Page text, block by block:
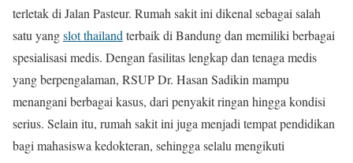
terletak di Jalan Pasteur. Rumah sakit ini dikenal sebagai salah
satu yangslot thailand terbaik di Bandung dan memiliki berbagai
spesialisasi medis. Dengan fasilitas lengkap dan tenaga medis
yang berpengalaman, RSUP Dr. Hasan Sadikin mampu
menangani berbagai kasus, dari penyakit ringan hingga kondisi
serius. Selain itu, rumah sakit ini juga menjadi tempat pendidikan
bagi mahasiswa kedokteran, sehingga selalu mengikuti